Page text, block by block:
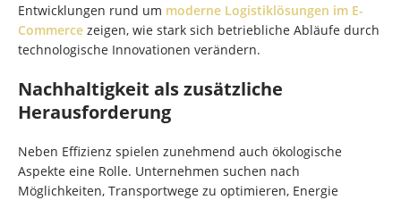
Entwicklungen rund um moderne Logistiklösungen im E-
Commerce zeigen, wie stark sich betriebliche Abläufe durch
technologische Innovationen verändern.
Nachhaltigkeit als zusätzliche
Herausforderung
Neben Effizienz spielen zunehmend auch ökologische
Aspekte eine Rolle. Unternehmen suchen nach
Möglichkeiten, Transportwege zu optimieren, Energie